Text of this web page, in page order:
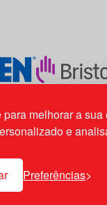
melhorar a
e
Preferências